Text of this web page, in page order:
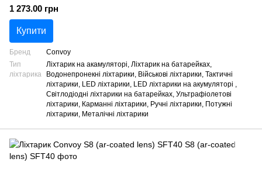
1 273.00 грн
Купити
Бренд
Convoy
Тип
ліхтарика
Ліхтарик на акамуляторі, Ліхтарик на батарейках,
Водонепронекні ліхтарики, Військові ліхтарики, Тактичні
ліхтарики, LED ліхтарики, LED ліхтарики на акумуляторі ,
Світлодіодні ліхтарики на батарейках, Ультрафіолетові
ліхтарики, Карманні ліхтарики, Ручні ліхтарики, Потужні
ліхтарики, Металічні ліхтарики